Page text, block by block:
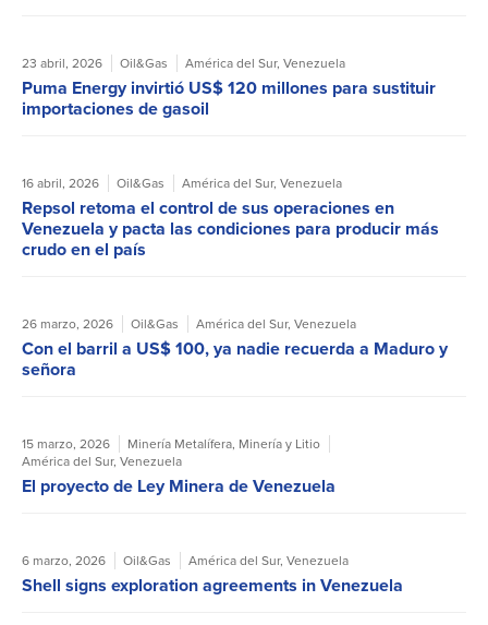
23 abril, 2026 Oil&Gas América del Sur, Venezuela
Puma Energy invirtió US$ 120 millones para sustituir
importaciones de gasoil
16 abril, 2026 Oil&Gas América del Sur, Venezuela
Repsol retoma el control de sus operaciones en
Venezuela y pacta las condiciones para producir más
crudo en el país
26 marzo, 2026 Oil&Gas América del Sur, Venezuela
Con el barril a US$ 100, ya nadie recuerda a Maduro y
señora
15 marzo, 2026 Minería Metalífera, Minería y Litio
América del Sur, Venezuela
El proyecto de Ley Minera de Venezuela
6 marzo, 2026 Oil&Gas América del Sur, Venezuela
Shell signs exploration agreements in Venezuela